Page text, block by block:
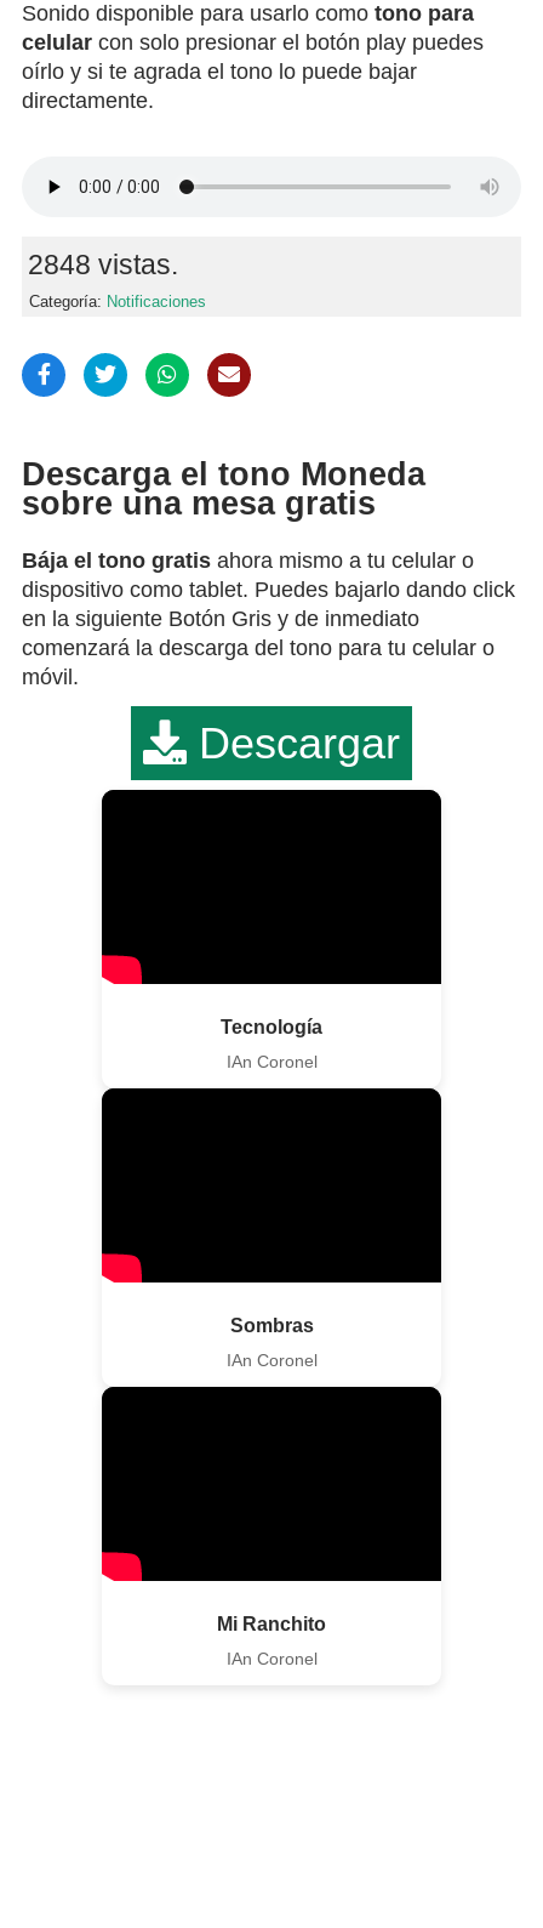
Sonido disponible para usarlo como tono para
celular con solo presionar el botón play puedes
oírlo y si te agrada el tono lo puede bajar
directamente.
2848 vistas.
Categoría: Notificaciones
Descarga el tono Moneda
sobre una mesa gratis
Bája el tono gratis ahora mismo a tu celular o
dispositivo como tablet. Puedes bajarlo dando click
en la siguiente Botón Gris y de inmediato
comenzará la descarga del tono para tu celular o
móvil.
Descargar
Tecnología
IAn Coronel
Sombras
IAn Coronel
Mi Ranchito
IAn Coronel